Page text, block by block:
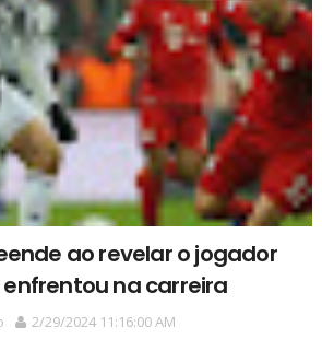
ao revelar o jogador
na carreira
2/29/2024 11:16:00 AM